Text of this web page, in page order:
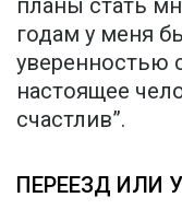
планы стать
годам у меня
уверенностью
настоящее
счастлив”.
ПЕРЕЕЗД ИЛИ